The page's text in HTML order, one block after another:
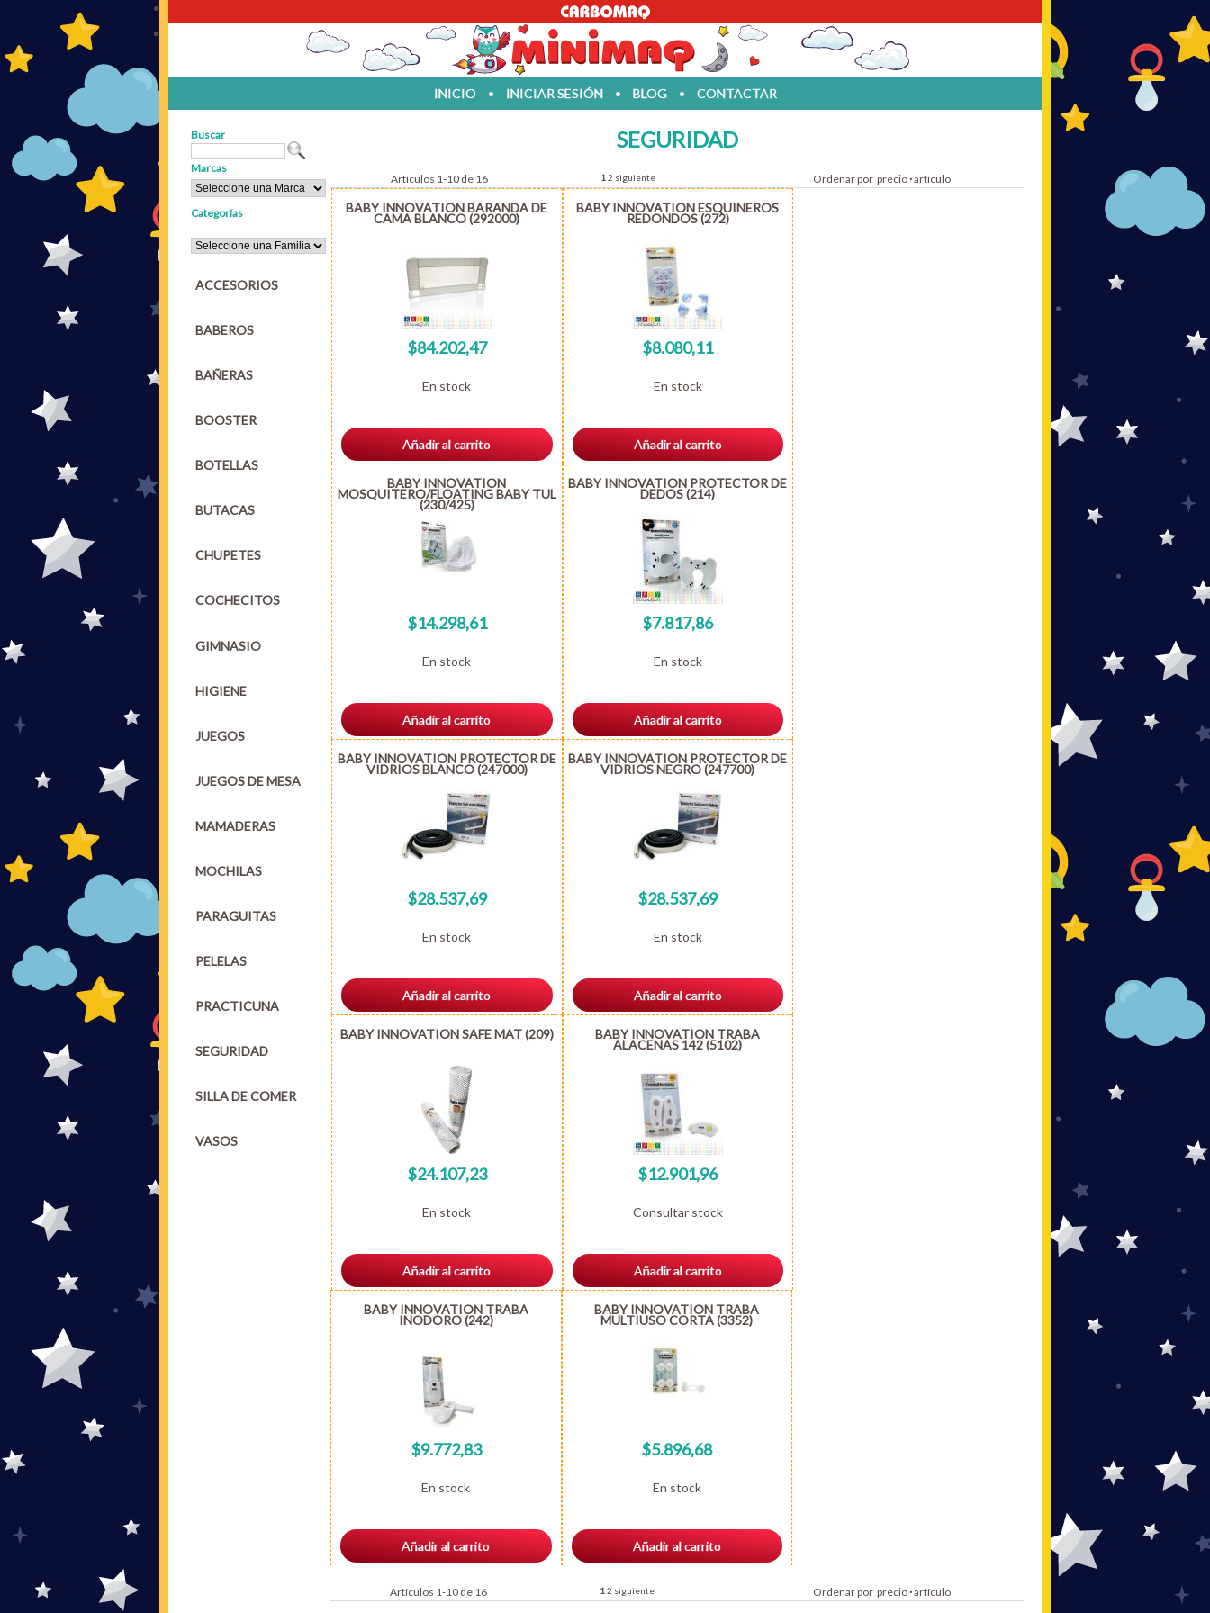
INICIO • INICIAR SESIÓN • BLOG • CONTACTAR
Buscar
Marcas
Categorías
ACCESORIOS
BABEROS
BAÑERAS
BOOSTER
BOTELLAS
BUTACAS
CHUPETES
COCHECITOS
GIMNASIO
HIGIENE
JUEGOS
JUEGOS DE MESA
MAMADERAS
MOCHILAS
PARAGUITAS
PELELAS
PRACTICUNA
SEGURIDAD
SILLA DE COMER
VASOS
SEGURIDAD
Artículos 1-10 de 16 1 2 siguiente Ordenar por precio·artículo
BABY INNOVATION BARANDA DE
CAMA BLANCO (292000)
$84.202,47
En stock
Añadir al carrito
BABY INNOVATION ESQUINEROS
REDONDOS (272)
$8.080,11
En stock
Añadir al carrito
BABY INNOVATION
MOSQUITERO/FLOATING BABY TUL
(230/425)
$14.298,61
En stock
Añadir al carrito
BABY INNOVATION PROTECTOR DE
DEDOS (214)
$7.817,86
En stock
Añadir al carrito
BABY INNOVATION PROTECTOR DE
VIDRIOS BLANCO (247000)
$28.537,69
En stock
Añadir al carrito
BABY INNOVATION PROTECTOR DE
VIDRIOS NEGRO (247700)
$28.537,69
En stock
Añadir al carrito
BABY INNOVATION SAFE MAT (209)
$24.107,23
En stock
Añadir al carrito
BABY INNOVATION TRABA
ALACENAS 142 (5102)
$12.901,96
Consultar stock
Añadir al carrito
BABY INNOVATION TRABA
INODORO (242)
$9.772,83
En stock
Añadir al carrito
BABY INNOVATION TRABA
MULTIUSO CORTA (3352)
$5.896,68
En stock
Añadir al carrito
Artículos 1-10 de 16 1 2 siguiente Ordenar por precio·artículo